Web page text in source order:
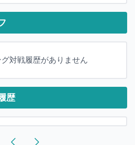
対戦履歴がありません
歴